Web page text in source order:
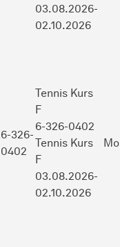
03.08.2026-
02.10.2026
6-326-
0402
Tennis Kurs
F
6-326-0402
Tennis Kurs
F
03.08.2026-
02.10.2026
Mo